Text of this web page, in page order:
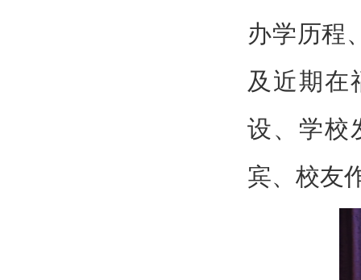
办学历程
及近期在
设、学校
宾、校友